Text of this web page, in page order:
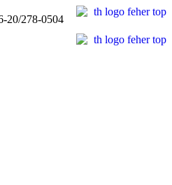
20/278-0504